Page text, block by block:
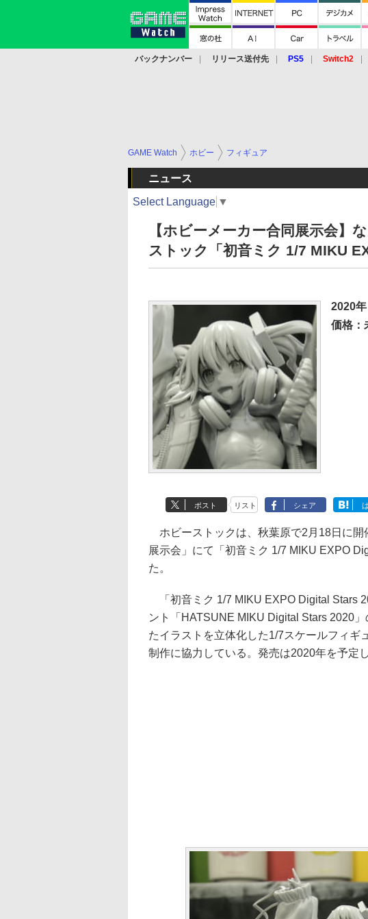
バックナンバー リリース送付先 PS5 Switch2
GAME Watch ホビー フィギュア
ニュース
Select Language ▼
【ホビーメーカー合同展示会】
ストック「初音ミク 1/7 MIKU
2020
価格：
ポスト リスト シェア
ホビーストックは、秋葉原で2月18日に開
展示会」にて「初音ミク 1/7 MIKU EXPO
た。
「初音ミク 1/7 MIKU EXPO Digital Stars
ント「HATSUNE MIKU Digital Stars 2020
たイラストを立体化した1/7スケールフィギ
制作に協力している。発売は2020年を予定